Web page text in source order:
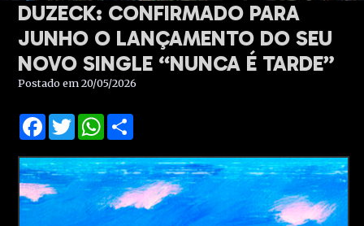
DUZECK: CONFIRMADO PARA
JUNHO O LANÇAMENTO DO SEU
NOVO SINGLE “NUNCA É TARDE”
Postado em 20/05/2026
Facebook
TwitterWhatsApp